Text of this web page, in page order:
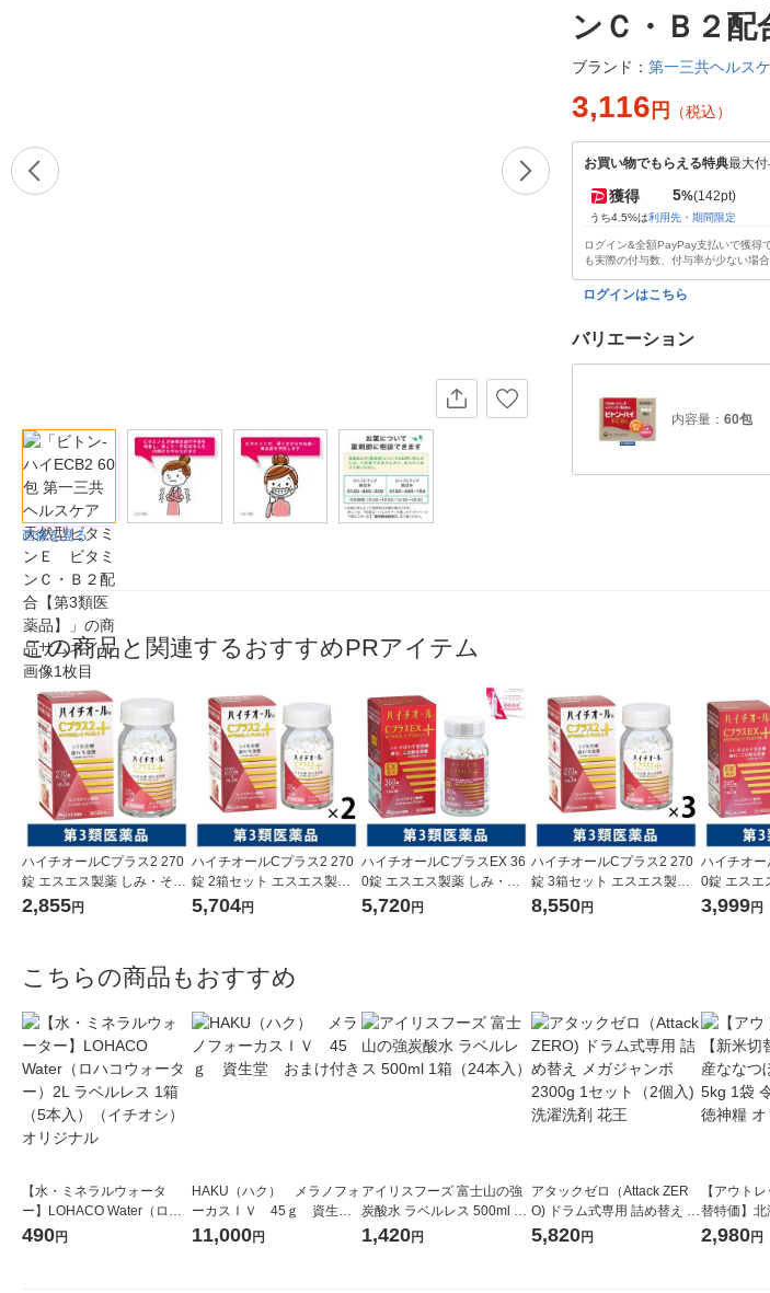
画像を見る
ンＣ・Ｂ２配
ブランド： 第一三共ヘルス
3,116 円 （税込）
お買い物でもらえる特典最大
獲得 5%(142pt)
うち4.5%は利用先・期間限定
ログイン&全額PayPay支払いで獲得
も実際の付与数、付与率が少ない場
ログインはこちら
バリエーション
内容量： 60包
この商品と関連するおすすめPRアイテム
ハイチオールCプラス2 270
錠 エスエス製薬 しみ・そば
かす 美白 全身倦怠 二日酔い
2,855円
ハイチオールCプラス2 270
錠 2箱セット エスエス製薬
しみ・そばかす 美白 全身倦
5,704円
ハイチオールCプラスEX 36
0錠 エスエス製薬 しみ・そ
ばかす 美白 全身倦怠 二日酔
5,720円
ハイチオールCプラス2 270
錠 3箱セット エスエス製薬
しみ・そばかす 美白 全身倦
8,550円
ハイチオ
0錠 エスエ
ばかす 全
3,999円
こちらの商品もおすすめ
【水・ミネラルウォータ
ー】LOHACO Water（ロハ
コウォーター）2L ラベルレ
490円
HAKU（ハク） メラノフォ
ーカスＩＶ 45ｇ 資生
堂 おまけ付き
11,000円
アイリスフーズ 富士山の強
炭酸水 ラベルレス 500ml 1
箱（24本入）
1,420円
アタックゼロ（Attack ZER
O) ドラム式専用 詰め替え メ
ガジャンボ 2300g 1セット
5,820円
【アウト
替特価】北
し 無洗米
2,980円